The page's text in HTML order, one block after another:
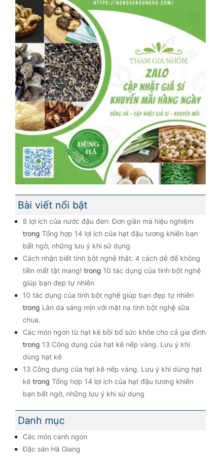
Bài viết nổi bật
8 lợi ích của nước đậu đen: Đơn giản mà hiệu nghiệm
trong Tổng hợp 14 lợi ích của hạt đậu tương khiến bạn
bất ngờ, những lưu ý khi sử dụng
Cách nhận biết tinh bột nghệ thật: 4 cách dễ để không
tiền mất tật mang! trong 10 tác dụng của tinh bột nghệ
giúp bạn đẹp tự nhiên
10 tác dụng của tinh bột nghệ giúp bạn đẹp tự nhiên
trong Làn da sáng mịn với mặt nạ tinh bột nghệ sữa
chua.
Các món ngon từ hạt kê bồi bổ sức khỏe cho cả gia đình
trong 13 Công dụng của hạt kê nếp vàng. Lưu ý khi
dùng hạt kê
13 Công dụng của hạt kê nếp vàng. Lưu ý khi dùng hạt
kê trong Tổng hợp 14 lợi ích của hạt đậu tương khiến
bạn bất ngờ, những lưu ý khi sử dụng
Danh mục
Các món canh ngon
Đặc sản Hà Giang